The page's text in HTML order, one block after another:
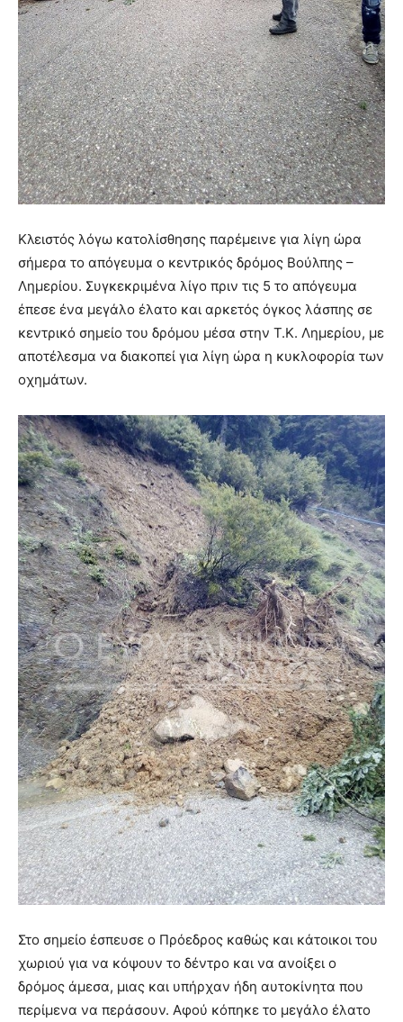
Κλειστός λόγω κατολίσθησης παρέμεινε για λίγη ώρα
σήμερα το απόγευμα ο κεντρικός δρόμος Βούλπης –
Λημερίου. Συγκεκριμένα λίγο πριν τις 5 το απόγευμα
έπεσε ένα μεγάλο έλατο και αρκετός όγκος λάσπης σε
κεντρικό σημείο του δρόμου μέσα στην Τ.Κ. Λημερίου, με
αποτέλεσμα να διακοπεί για λίγη ώρα η κυκλοφορία των
οχημάτων.
Στο σημείο έσπευσε ο Πρόεδρος καθώς και κάτοικοι του
χωριού για να κόψουν το δέντρο και να ανοίξει ο
δρόμος άμεσα, μιας και υπήρχαν ήδη αυτοκίνητα που
περίμενα να περάσουν. Αφού κόπηκε το μεγάλο έλατο